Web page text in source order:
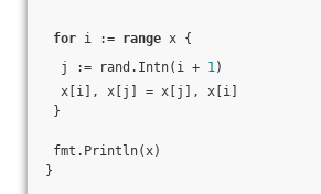
for i := range x {
j := rand.Intn(i + 1)
x[i], x[j] = x[j], x[i]
}
fmt.Println(x)
}